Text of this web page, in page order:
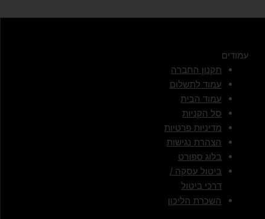
עמודים
תקנון החברה
עמוד לתשלום
עמוד הבית
סל הקניות
מדיניות פרטיות
הצהרת נגישות
בלוג ספורט
ביטול עסקה /
דרכי ביטול
השכרת הליכון